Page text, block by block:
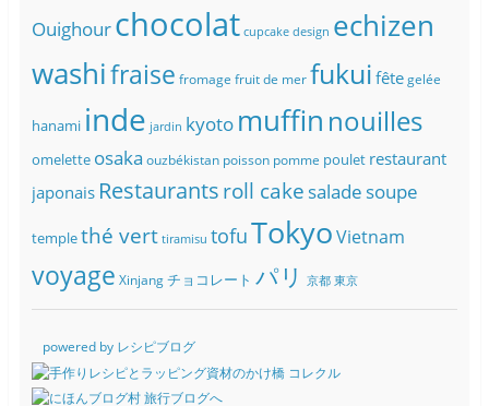
Ouighourchocolat cupcake design echizen
washifraise fromage fruit de mer fukui fête gelée
hanami inde jardin kyoto muffin nouilles
omelette osaka ouzbékistan poisson pomme poulet restaurant
japonais Restaurantsroll cake salade soupe
templethé vert tiramisu tofuTokyoVietnam
voyage Xinjang チョコレート パリ 京都 東京
powered by レシピブログ